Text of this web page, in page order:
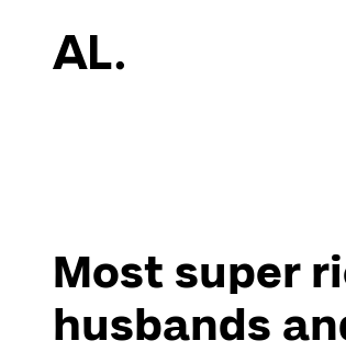
Most super
husbands